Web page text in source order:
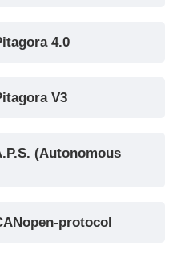
Encoder DEUM
4.0
V3
(Autonomous
protocol